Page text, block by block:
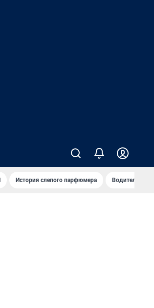
История слепого парфюмера Водители